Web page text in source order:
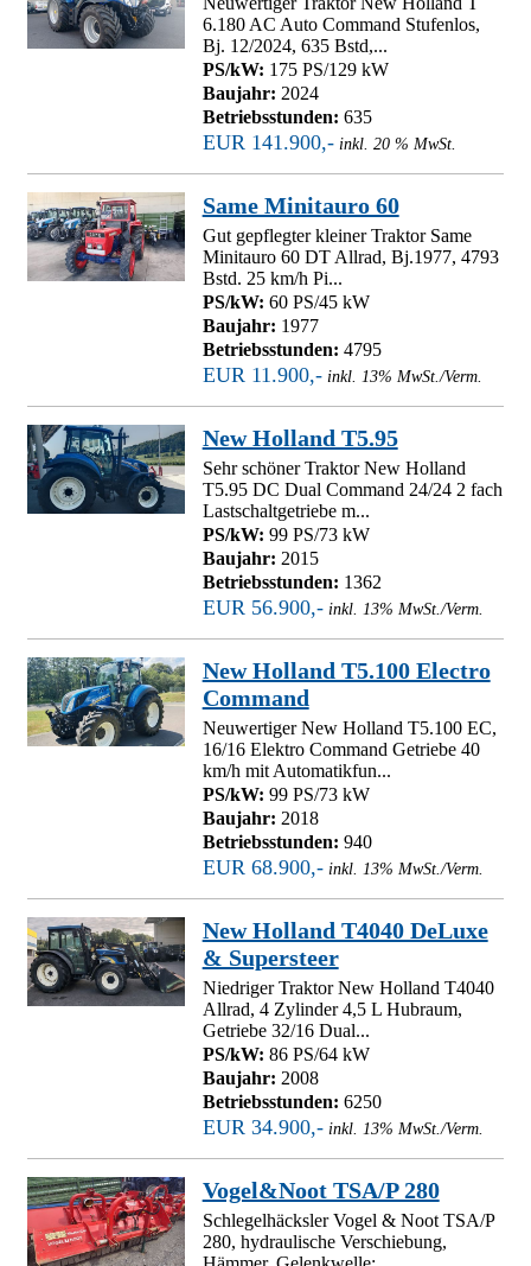
6.180 AC Auto Command Stufenlos,
Bj. 12/2024, 635 Bstd,...
PS/kW: 175 PS/129 kW
Baujahr: 2024
Betriebsstunden: 635
EUR 141.900,- inkl. 20 % MwSt.
Same Minitauro 60
Gut gepflegter kleiner Traktor Same
Minitauro 60 DT Allrad, Bj.1977, 4793
Bstd. 25 km/h Pi...
PS/kW: 60 PS/45 kW
Baujahr: 1977
Betriebsstunden: 4795
EUR 11.900,- inkl. 13% MwSt./Verm.
New Holland T5.95
Sehr schöner Traktor New Holland
T5.95 DC Dual Command 24/24 2 fach
Lastschaltgetriebe m...
PS/kW: 99 PS/73 kW
Baujahr: 2015
Betriebsstunden: 1362
EUR 56.900,- inkl. 13% MwSt./Verm.
New Holland T5.100 Electro
Command
Neuwertiger New Holland T5.100 EC,
16/16 Elektro Command Getriebe 40
km/h mit Automatikfun...
PS/kW: 99 PS/73 kW
Baujahr: 2018
Betriebsstunden: 940
EUR 68.900,- inkl. 13% MwSt./Verm.
New Holland T4040 DeLuxe
& Supersteer
Niedriger Traktor New Holland T4040
Allrad, 4 Zylinder 4,5 L Hubraum,
Getriebe 32/16 Dual...
PS/kW: 86 PS/64 kW
Baujahr: 2008
Betriebsstunden: 6250
EUR 34.900,- inkl. 13% MwSt./Verm.
Vogel&Noot TSA/P 280
Schlegelhäcksler Vogel & Noot TSA/P
280, hydraulische Verschiebung,